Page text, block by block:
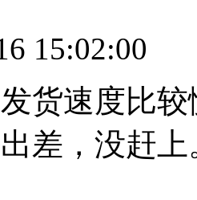
15:02:00
货速度比
差，没赶